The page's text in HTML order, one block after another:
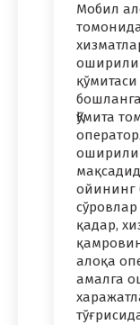
Мобил
Қўмита
ойининг
қадар,
алоқа
амалга